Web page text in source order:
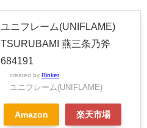
ユニフレーム(UNIFLAME)
TSURUBAMI 燕三条乃斧
684191
created by Rinker
ユニフレーム(UNIFLAME)
Amazon 楽天市場